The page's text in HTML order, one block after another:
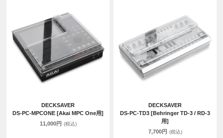
DECKSAVER
DS-PC-MPCONE [Akai MPC One用]
11,000円 (税込)
DECKSAVER
DS-PC-TD3 [Behringer TD-3 / RD-3
用]
7,700円 (税込)